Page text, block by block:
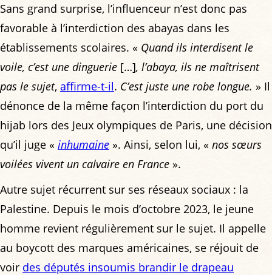
Sans grand surprise, l’influenceur n’est donc pas
favorable à l’interdiction des abayas dans les
établissements scolaires. « Quand ils interdisent le
voile, c’est une dinguerie […], l’abaya, ils ne maîtrisent
pas le sujet, affirme-t-il. C’est juste une robe longue. » Il
dénonce de la même façon l’interdiction du port du
hijab lors des Jeux olympiques de Paris, une décision
qu’il juge « inhumaine ». Ainsi, selon lui, « nos sœurs
voilées vivent un calvaire en France ».
Autre sujet récurrent sur ses réseaux sociaux : la
Palestine. Depuis le mois d’octobre 2023, le jeune
homme revient régulièrement sur le sujet. Il appelle
au boycott des marques américaines, se réjouit de
voir des députés insoumis brandir le drapeau